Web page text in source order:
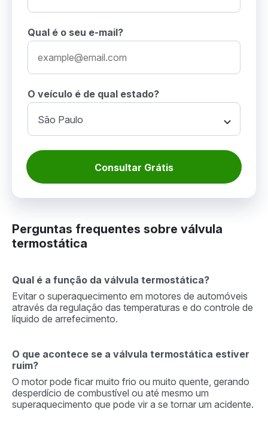
Qual é o seu e-mail?
O veículo é de qual estado?
Consultar Grátis
Perguntas frequentes sobre válvula
termostática
Qual é a função da válvula termostática?
Evitar o superaquecimento em motores de automóveis
através da regulação das temperaturas e do controle de
líquido de arrefecimento.
O que acontece se a válvula termostática estiver
ruim?
O motor pode ficar muito frio ou muito quente, gerando
desperdício de combustível ou até mesmo um
superaquecimento que pode vir a se tornar um acidente.